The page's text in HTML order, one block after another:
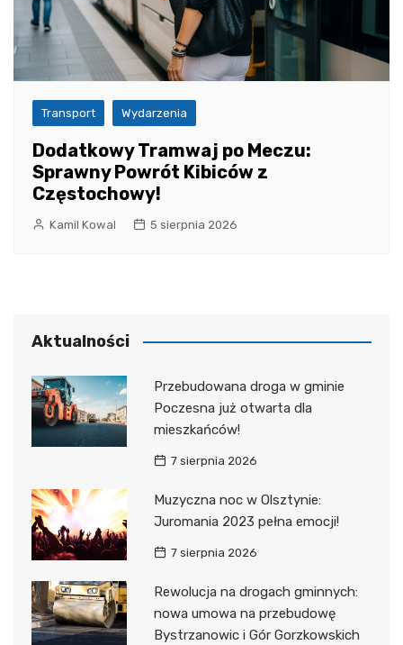
Transport Wydarzenia
Dodatkowy Tramwaj po Meczu:
Sprawny Powrót Kibiców z
Częstochowy!
Kamil Kowal 5 sierpnia 2026
Aktualności
Przebudowana droga w gminie
Poczesna już otwarta dla
mieszkańców!
7 sierpnia 2026
Muzyczna noc w Olsztynie:
Juromania 2023 pełna emocji!
7 sierpnia 2026
Rewolucja na drogach gminnych:
nowa umowa na przebudowę
Bystrzanowic i Gór Gorzkowskich